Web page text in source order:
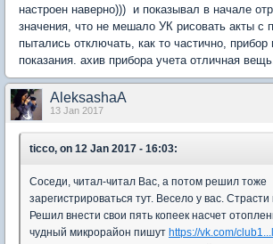
настроен наверно))) и показывал в начале
значения, что не мешало УК рисовать акты с
пытались отключать, как то частично,
показания. ахив прибора учета отличная вещь.
AleksashaA
13 Jan 2017
ticco, on 12 Jan 2017 - 16:03:
Соседи, читал-читал Вас, а потом решил тоже
зарегистрироваться тут. Весело у вас. Страсти
Решил внести свои пять копеек насчет
чудный микрорайон пишут https://vk.com/